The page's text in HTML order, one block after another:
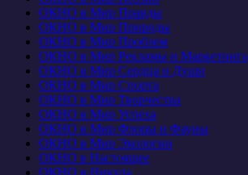
ОКНО в Мир Правды
ОКНО в Мир Природы
ОКНО в Мир Проблем
ОКНО в Мир Рекламы и Маркетинга
ОКНО в Мир Сердца и Души
ОКНО в Мир Спорта
ОКНО в Мир Творчества
ОКНО в Мир Успеха
ОКНО в Мир Флоры и Фауны
ОКНО в Мир Экологии
ОКНО в Настоящее
ОКНО в Никуда